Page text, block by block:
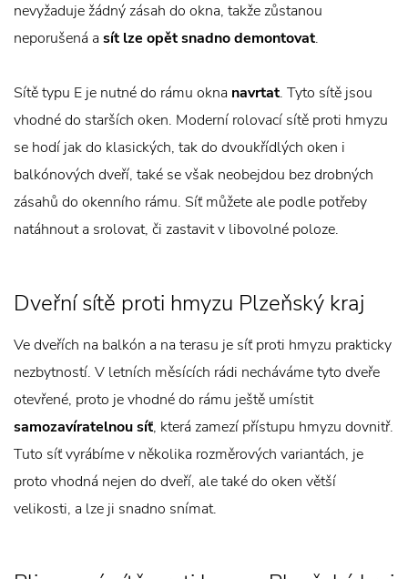
nevyžaduje žádný zásah do okna, takže zůstanou
neporušená asít lze opět snadno demontovat.
Sítě typu E je nutné do rámu okna navrtat. Tyto sítě jsou
vhodné do starších oken. Moderní rolovací sítě proti hmyzu
se hodí jak do klasických, tak do dvoukřídlých oken i
balkónových dveří, také se však neobejdou bez drobných
zásahů do okenního rámu. Síť můžete ale podle potřeby
natáhnout a srolovat, či zastavit v libovolné poloze.
Dveřní sítě proti hmyzu Plzeňský kraj
Ve dveřích na balkón a na terasu je síť proti hmyzu prakticky
nezbytností. V letních měsících rádi necháváme tyto dveře
otevřené, proto je vhodné do rámu ještě umístit
samozavíratelnou síť, která zamezí přístupu hmyzu dovnitř.
Tuto síť vyrábíme v několika rozměrových variantách, je
proto vhodná nejen do dveří, ale také do oken větší
velikosti, a lze ji snadno snímat.